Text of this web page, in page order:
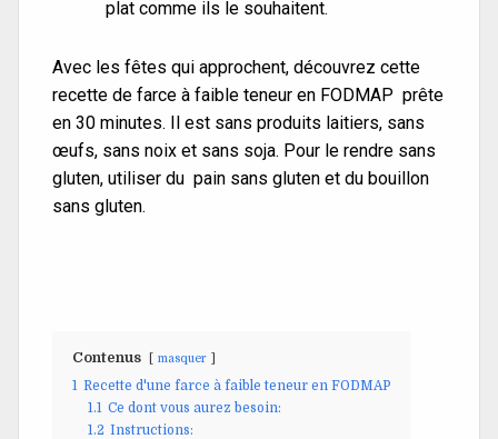
plat comme ils le souhaitent.
Avec les fêtes qui approchent, découvrez cette
recette de farce à faible teneur en FODMAP prête
en 30 minutes. Il est sans produits laitiers, sans
œufs, sans noix et sans soja. Pour le rendre sans
gluten, utiliser du pain sans gluten et du bouillon
sans gluten.
Contenus masquer
1 Recette d'une farce à faible teneur en FODMAP
1.1 Ce dont vous aurez besoin:
1.2 Instructions: